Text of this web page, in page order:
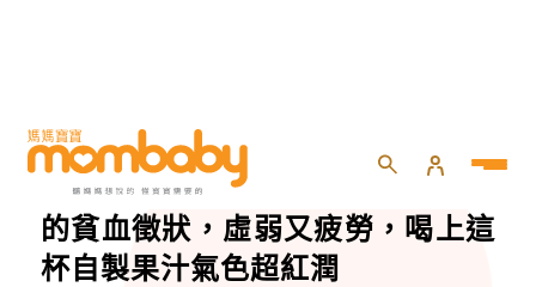
HOME 親子 健康百寶箱
夏天吃薑改善體質？！3招驅退妳
的貧血徵狀，虛弱又疲勞，喝上這
杯自製果汁氣色超紅潤